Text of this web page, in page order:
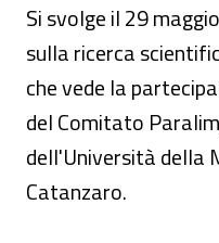
Si svolge il 29
sulla ricerca
che vede la
del Comitato
dell'Università della
Catanzaro.